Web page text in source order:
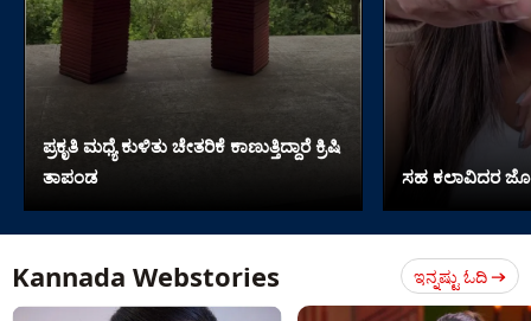
ಪ್ರಕೃತಿ ಮಧ್ಯೆ ಕುಳಿತು ಚೇತರಿಕೆ ಕಾಣುತ್ತಿದ್ದಾರೆ ಕ್ರಿಷಿ
ತಾಪಂಡ
ಸಹ ಕಲಾವಿದರ
Kannada Webstories ಇನ್ನಷ್ಟು ಓದಿ